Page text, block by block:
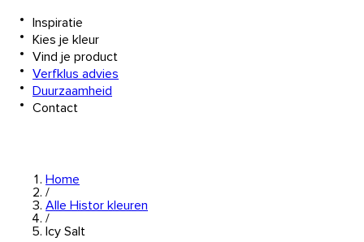
Inspiratie
Kies je kleur
Vind je product
Verfklus advies
Duurzaamheid
Contact
Home
/
Alle Histor kleuren
/
Icy Salt